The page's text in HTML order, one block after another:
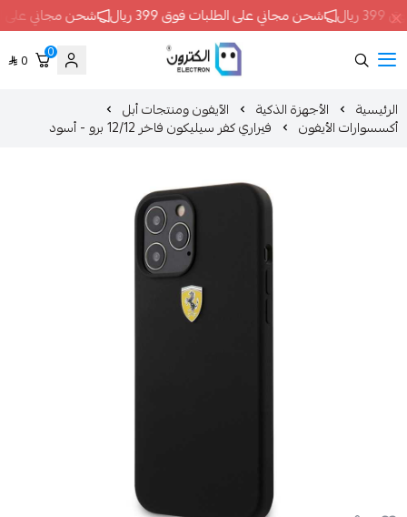
شحن مجاني على الطلبات فوق 399 ريال شحن مجاني على الطلبات فوق 399 ريال
الأجهزة الذكية الآيفون ومنتجات أبل
فيراري كفر سيليكون فاخر 12/12 برو - أسود